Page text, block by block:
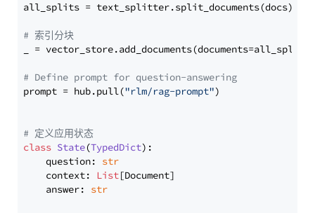
all_splits = text_splitter.split_documents(docs)
# 索引分块
_ = vector_store.add_documents(documents=all_splits)
# Define prompt for question-answering
prompt = hub.pull("rlm/rag-prompt")
# 定义应用状态
class State(TypedDict):
    question:
str
    context:
List[Document]
    answer:
str